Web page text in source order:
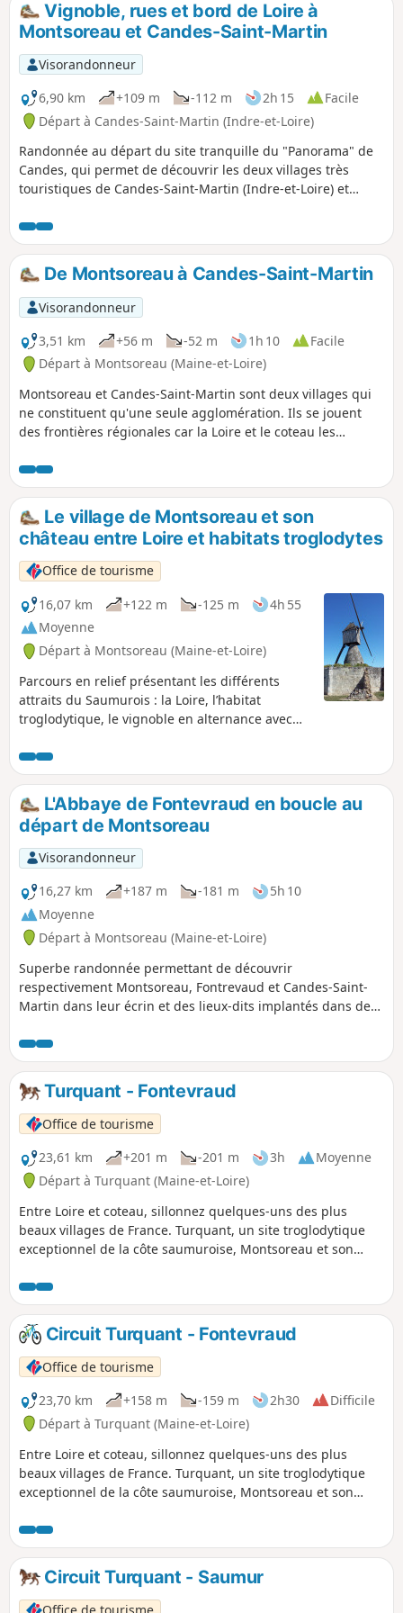
Vignoble, rues et bord de Loire à
Montsoreau et Candes-Saint-Martin
Visorandonneur
6,90 km
+109 m -112 m 2h 15
Facile
Départ à Candes-Saint-Martin (Indre-et-Loire)
Randonnée au départ du site tranquille du "Panorama" de
Candes, qui permet de découvrir les deux villages très
touristiques de Candes-Saint-Martin (Indre-et-Loire) et
à travers le vignoble, avant de redescendre au niveau de la
Loire, puis de flâner dans les rues étroites bordées de
maisons en tuffeau. Passage par le Château de Montsoreau,
cher à A. Dumas, et par la Collégiale romane Saint-Martin
de Candes.
De Montsoreau à Candes-Saint-Martin
Visorandonneur
3,51 km
+56 m -52 m 1h 10
Facile
Départ à Montsoreau (Maine-et-Loire)
Montsoreau et Candes-Saint-Martin sont deux villages qui
ne constituent qu'une seule agglomération. Ils se jouent
des frontières régionales car la Loire et le coteau les
des maisons blanches le long du fleuve et la confluence
avec la Vienne.Une balade à faire au lever du soleil pour
profiter pleinement du rayonnement sur les façades.
Attention: une info récente (juin 2026) informe d'une
coupure du circuit, pour cause d'éboulement,
vraisemblablement au-dessus de Candes-St-Martin (à
préciser).
Le village de Montsoreau et son
château entre Loire et habitats troglodytes
Office de tourisme
16,07 km
+122 m -125 m
4h 55
Moyenne
Départ à Montsoreau (Maine-et-Loire)
Parcours en relief présentant les différents
attraits du Saumurois : la Loire, l’habitat
troglodytique, le vignoble en alternance avec
sentier impraticable en cas de crues de Loire
et/ou fortes précipitations.
L'Abbaye de Fontevraud en boucle au
départ de Montsoreau
Visorandonneur
16,27 km
+187 m -181 m
5h 10
Moyenne
Départ à Montsoreau (Maine-et-Loire)
Superbe randonnée permettant de découvrir
respectivement Montsoreau, Fontrevaud et Candes-Saint-
Martin dans leur écrin et des lieux-dits implantés dans des
horaire sur le coteau pour bénéficier d'un parcours
agréable dans les bois et de panoramas sur la rive droite de
la Loire.Turquant - Fontevraud
Office de tourisme
23,61 km
+201 m -201 m 3h
Moyenne
Départ à Turquant (Maine-et-Loire)
Entre Loire et coteau, sillonnez quelques-uns des plus
beaux villages de France. Turquant, un site troglodytique
exceptionnel de la côte saumuroise, Montsoreau et son
de caractère, Fontevraud et son abbaye royale, la
confluence entre la Loire et la Vienne et le superbe
panorama à Candes-Saint-Martin.
Circuit Turquant - Fontevraud
Office de tourisme
23,70 km
+158 m -159 m 2h30
Difficile
Départ à Turquant (Maine-et-Loire)
Entre Loire et coteau, sillonnez quelques-uns des plus
beaux villages de France. Turquant, un site troglodytique
exceptionnel de la côte saumuroise, Montsoreau et son
de caractère, Fontevraud et son Abbaye royale, la
confluence entre la Loire et la Vienne et le superbe
panorama à Candes-Saint-Martin.
Circuit Turquant - Saumur
Office de tourisme